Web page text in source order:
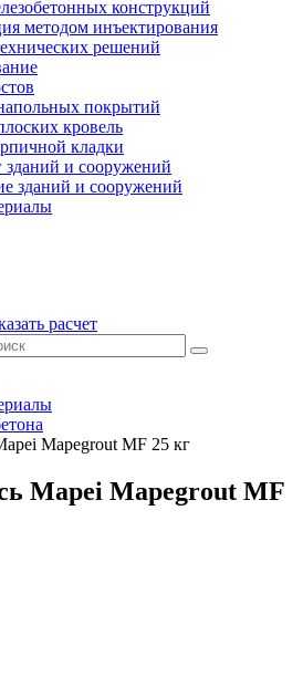
конструкций
методом инъектирования
решений
покрытий
кровель
кладки
и сооружений
зданий и сооружений
расчет
Mapegrout MF 25 кг
Mapei Mapegrout MF